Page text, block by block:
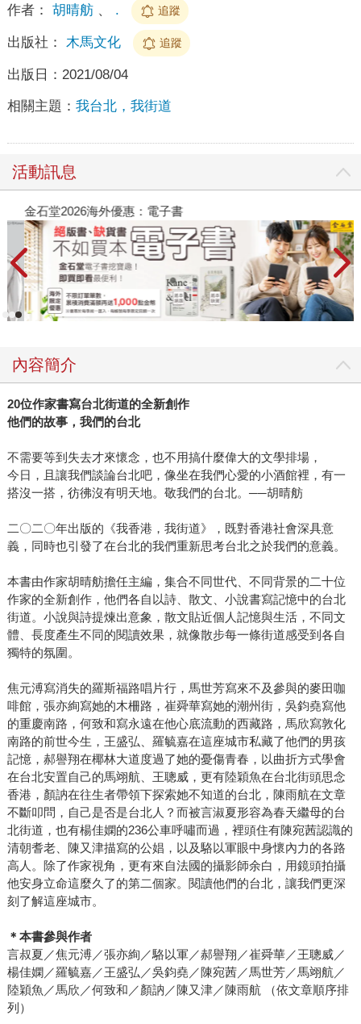
作者： 胡晴舫、 . 追蹤
出版社： 木馬文化 追蹤
出版日： 2021/08/04
相關主題： 我台北，我街道
活動訊息
金石堂2026海外優惠：電子書
內容簡介
20位作家書寫台北街道的全新創作
他們的故事，我們的台北
不需要等到失去才來懷念，也不用搞什麼偉大的文學排場，
今日，且讓我們談論台北吧，像坐在我們心愛的小酒館裡，有一
搭沒一搭，彷彿沒有明天地。敬我們的台北。──胡晴舫
二〇二〇年出版的《我香港，我街道》，既對香港社會深具意
義，同時也引發了在台北的我們重新思考台北之於我們的意義。
本書由作家胡晴舫擔任主編，集合不同世代、不同背景的二十位
作家的全新創作，他們各自以詩、散文、小說書寫記憶中的台北
街道。小說與詩提煉出意象，散文貼近個人記憶與生活，不同文
體、長度產生不同的閱讀效果，就像散步每一條街道感受到各自
獨特的氛圍。
焦元溥寫消失的羅斯福路唱片行，馬世芳寫來不及參與的麥田咖
啡館，張亦絢寫她的木柵路，崔舜華寫她的潮州街，吳鈞堯寫他
的重慶南路，何致和寫永遠在他心底流動的西藏路，馬欣寫敦化
南路的前世今生，王盛弘、羅毓嘉在這座城市私藏了他們的男孩
記憶，郝譽翔在椰林大道度過了她的憂傷青春，以曲折方式學會
在台北安置自己的馬翊航、王聰威，更有陸穎魚在台北街頭思念
香港，顏訥在往生者帶領下探索她不知道的台北，陳雨航在文章
不斷叩問，自己是否是台北人？而被言淑夏形容為春天繼母的台
北街道，也有楊佳嫻的236公車呼嘯而過，裡頭住有陳宛茜認識的
清朝耆老、陳又津描寫的公娼，以及駱以軍眼中身懷內力的各路
高人。除了作家視角，更有來自法國的攝影師余白，用鏡頭拍攝
他安身立命這麼久了的第二個家。閱讀他們的台北，讓我們更深
刻了解這座城市。
＊本書參與作者
言叔夏／焦元溥／張亦絢／駱以軍／郝譽翔／崔舜華／王聰威／
楊佳嫻／羅毓嘉／王盛弘／吳鈞堯／陳宛茜／馬世芳／馬翊航／
陸穎魚／馬欣／何致和／顏訥／陳又津／陳雨航 （依文章順序排
列）